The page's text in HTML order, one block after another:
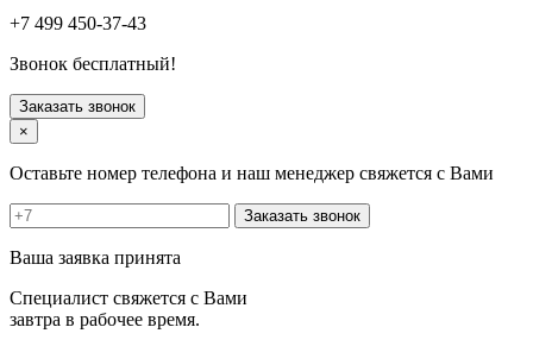
Руза
Сергиев Посад
Серпухов
Солнечногорск
Старая Купавна
Ступино
Фрязино
Химки
Хотьково
Чехов
Шатура
Щелково
Щербинка
+7 499 450-37-43
Звонок бесплатный!
Заказать звонок
×
Оставьте номер телефона и наш менеджер свяжется с Вами
Заказать звонок
Ваша заявка принята
Специалист свяжется с Вами
завтра в рабочее время.